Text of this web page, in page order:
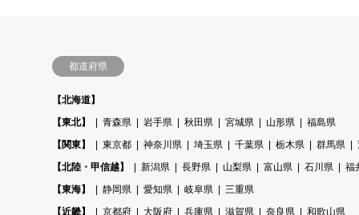
都道府県
【北海道】
【東北】
青森県 岩手県 秋田県 宮城県 山形県
福島県
【関東】
東京都 神奈川県 埼玉県 千葉県 栃木県 群馬県
【北陸・甲信越】
新潟県 長野県 山梨県 富山県 石川県
福
【東海】
静岡県 愛知県 岐阜県
三重県
【近畿】
京都府 大阪府 兵庫県 滋賀県 奈良県 和歌山県